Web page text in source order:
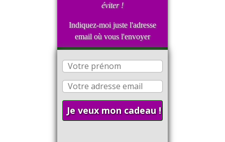
éviter !
Indiquez-moi juste l'adresse
email où vous l'envoyer